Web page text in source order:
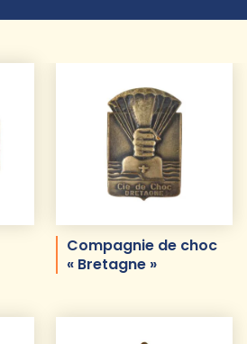
Compagnie de choc
« Bretagne »